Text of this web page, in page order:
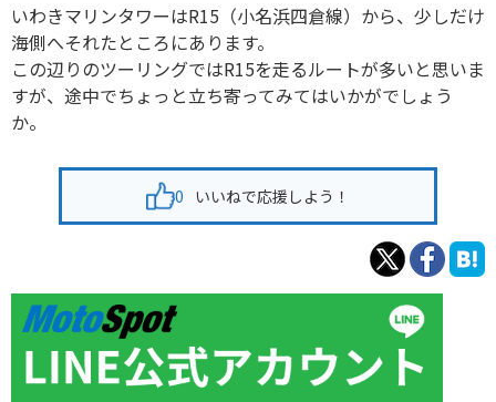
いわきマリンタワーはR15（小名浜四倉線）から、少しだけ
海側へそれたところにあります。
この辺りのツーリングではR15を走るルートが多いと思いま
すが、途中でちょっと立ち寄ってみてはいかがでしょう
か。
0 いいねで応援しよう！